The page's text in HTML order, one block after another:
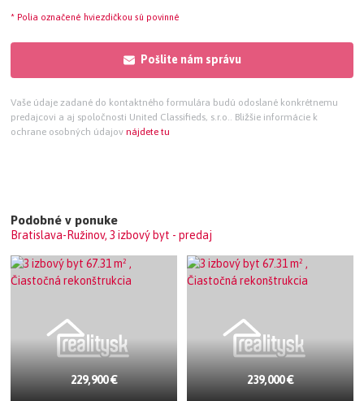
* Polia označené hviezdičkou sú povinné
Pošlite nám správu
Vaše údaje zadané do kontaktného formulára budú odoslané konkrétnemu
predajcovi a aj spoločnosti United Classifieds, s.r.o.. Bližšie informácie k
ochrane osobných údajov nájdete tu
Podobné v ponuke
Bratislava-Ružinov, 3 izbový byt - predaj
229,900 € 239,000 €